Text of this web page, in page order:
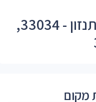
מיקוד ישן של רחוב נתנזון - 33034,
מקום